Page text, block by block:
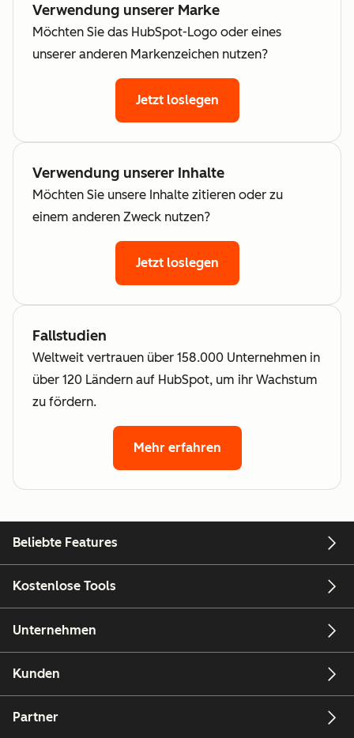
Verwendung unserer Marke
Möchten Sie das HubSpot-Logo oder eines
unserer anderen Markenzeichen nutzen?
Jetzt loslegen
Verwendung unserer Inhalte
Möchten Sie unsere Inhalte zitieren oder zu
einem anderen Zweck nutzen?
Jetzt loslegen
Fallstudien
Weltweit vertrauen über 158.000 Unternehmen in
über 120 Ländern auf HubSpot, um ihr Wachstum
zu fördern.
Mehr erfahren
Beliebte Features
Kostenlose Tools
Unternehmen
Kunden
Partner